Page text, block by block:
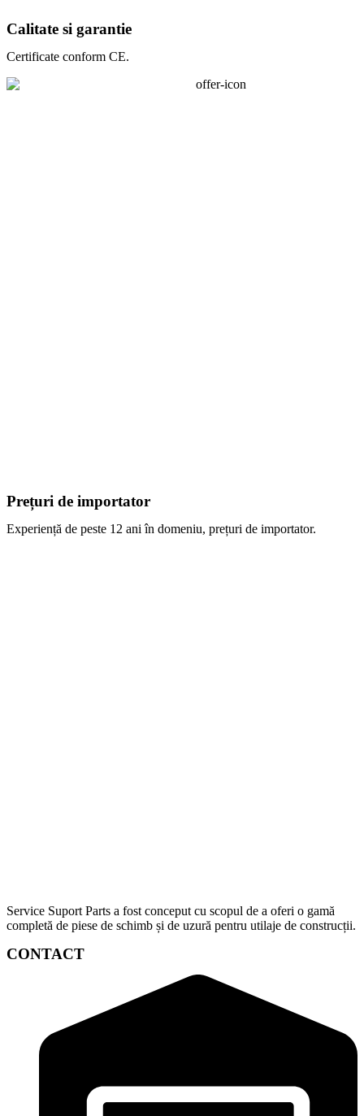
Calitate si garantie
Certificate conform CE.
Prețuri de importator
Experiență de peste 12 ani în domeniu, prețuri de importator.
Service Suport Parts a fost conceput cu scopul de a oferi o gamă
completă de piese de schimb și de uzură pentru utilaje de construcții.
CONTACT